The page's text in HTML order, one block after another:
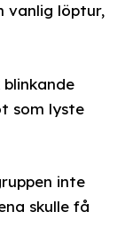
vanlig löptur,
som lyste
inte
skulle få